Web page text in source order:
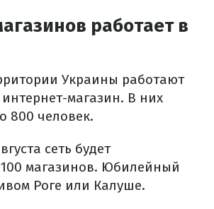
работает в
Украины работают
магазин. В них
800 человек.
сеть будет
магазинов. Юбилейный
Роге или Калуше.